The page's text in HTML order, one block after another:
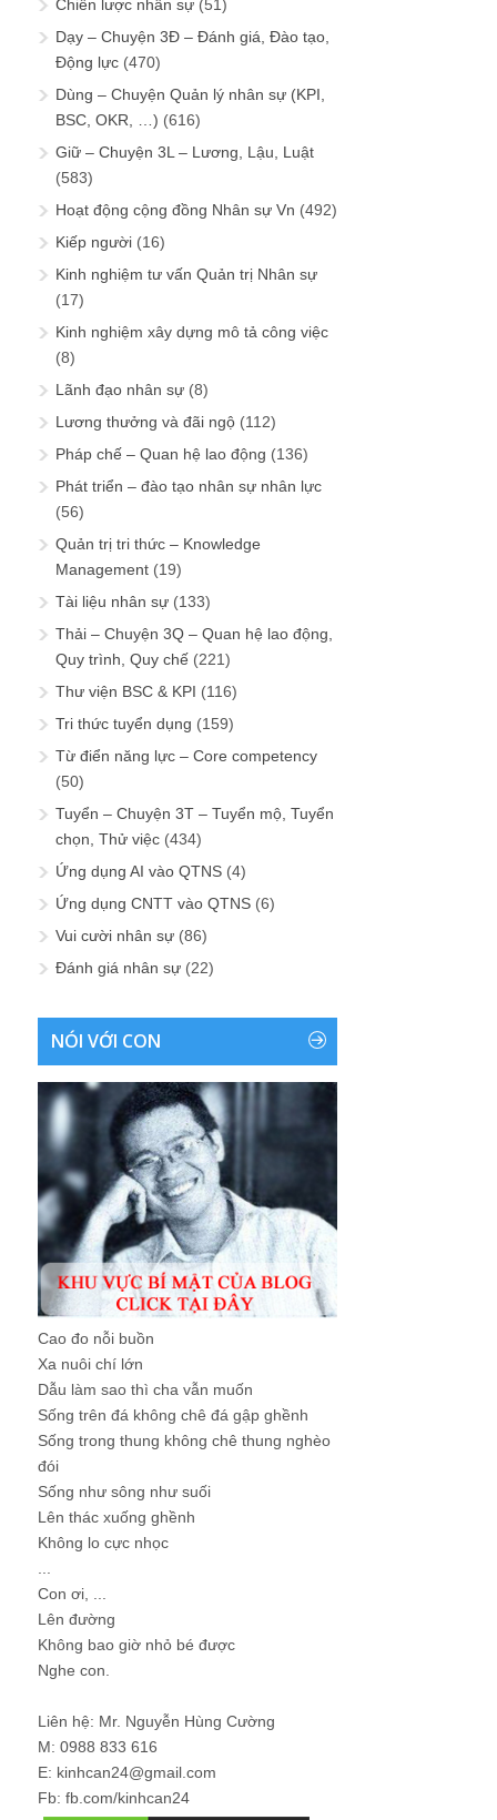
Chiến lược nhân sự (51)
Dạy – Chuyện 3Đ – Đánh giá, Đào tạo,
Động lực (470)
Dùng – Chuyện Quản lý nhân sự (KPI,
BSC, OKR, …) (616)
Giữ – Chuyện 3L – Lương, Lậu, Luật
(583)
Hoạt động cộng đồng Nhân sự Vn (492)
Kiếp người (16)
Kinh nghiệm tư vấn Quản trị Nhân sự
(17)
Kinh nghiệm xây dựng mô tả công việc
(8)
Lãnh đạo nhân sự (8)
Lương thưởng và đãi ngộ (112)
Pháp chế – Quan hệ lao động (136)
Phát triển – đào tạo nhân sự nhân lực
(56)
Quản trị tri thức – Knowledge
Management (19)
Tài liệu nhân sự (133)
Thải – Chuyện 3Q – Quan hệ lao động,
Quy trình, Quy chế (221)
Thư viện BSC & KPI (116)
Tri thức tuyển dụng (159)
Từ điển năng lực – Core competency
(50)
Tuyển – Chuyện 3T – Tuyển mộ, Tuyển
chọn, Thử việc (434)
Ứng dụng AI vào QTNS (4)
Ứng dụng CNTT vào QTNS (6)
Vui cười nhân sự (86)
Đánh giá nhân sự (22)
NÓI VỚI CON
Cao đo nỗi buồn
Xa nuôi chí lớn
Dẫu làm sao thì cha vẫn muốn
Sống trên đá không chê đá gập ghềnh
Sống trong thung không chê thung nghèo
đói
Sống như sông như suối
Lên thác xuống ghềnh
Không lo cực nhọc
Con ơi, ...
Lên đường
Không bao giờ nhỏ bé được
Nghe con.
Liên hệ: Mr. Nguyễn Hùng Cường
M: 0988 833 616
E: kinhcan24@gmail.com
Fb: fb.com/kinhcan24